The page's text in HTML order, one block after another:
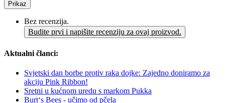
Prikaz
Bez recenzija.
Budite prvi i napišite recenziju za ovaj proizvod.
Aktualni članci:
Svjetski dan borbe protiv raka dojke: Zajedno doniramo za
akciju Pink Ribbon!
Sretni u kućnom uredu s markom Pukka
Burt‘s Bees - učimo od pčela